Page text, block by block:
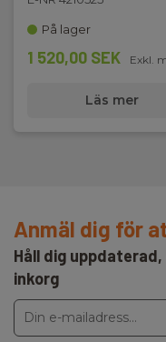
På lager
1 520,00 SEK Exkl.
Läs mer
Anmäl dig för
Håll dig
inkorg